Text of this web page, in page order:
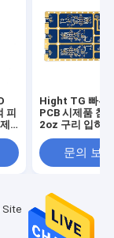
피
Hight TG 빠른
PCB 시제품 침
2oz 구리 입히
문의 보
Site